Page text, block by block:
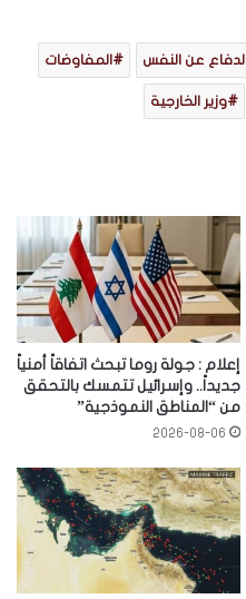
الدفاع عن النفس المفاوضات
وزير الخارجية
إعلام : جولة روما تبحث اتفاقاً أمنياً
جديداً.. وإسرائيل تتمسك بالتحقق
من “المناطق النموذجية”
2026-08-06